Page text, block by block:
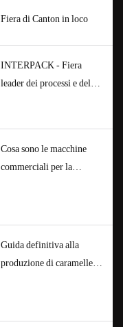
Fiera di Canton in loco
INTERPACK - Fiera
leader dei processi e del
Cosa sono le macchine
commerciali per la
Guida definitiva alla
produzione di caramelle